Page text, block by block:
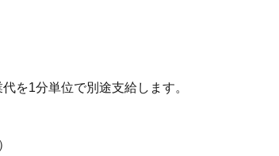
を1分単位で別途支給します。